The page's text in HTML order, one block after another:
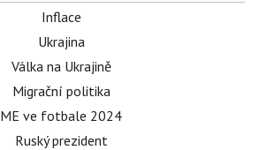
Inflace
Ukrajina
Válka na Ukrajině
Migrační politika
ME ve fotbale 2024
Ruský prezident